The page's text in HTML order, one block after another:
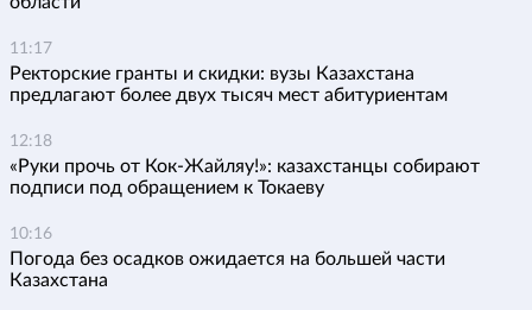
11:17
Ректорские гранты и скидки: вузы Казахстана
предлагают более двух тысяч мест абитуриентам
12:18
«Руки прочь от Кок-Жайляу!»: казахстанцы собирают
подписи под обращением к Токаеву
10:16
Погода без осадков ожидается на большей части
Казахстана